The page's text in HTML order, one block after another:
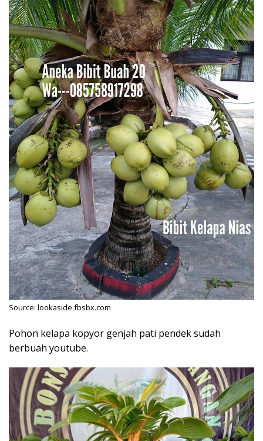
Source: lookaside.fbsbx.com
Pohon kelapa kopyor genjah pati pendek sudah
berbuah youtube.